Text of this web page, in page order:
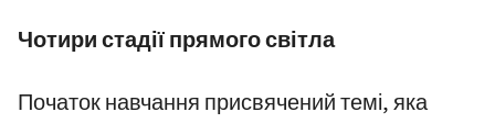
Чотири стадії прямого світла
Початок навчання присвячений темі, яка